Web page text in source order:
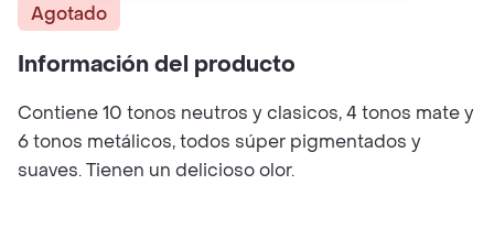
Agotado
Información del producto
Contiene 10 tonos neutros y clasicos, 4 tonos mate y
6 tonos metálicos, todos súper pigmentados y
suaves. Tienen un delicioso olor.